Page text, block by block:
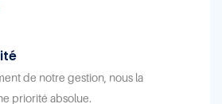
de notre gestion, nous la
priorité absolue.